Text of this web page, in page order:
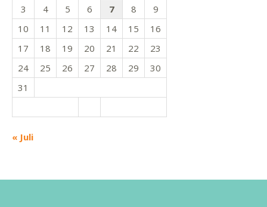
« Juli
3
4 5 6 7 8
9
10
11 12 13 14 15
16
17
18 19 20 21 22
23
24
25 26 27 28 29
30
31